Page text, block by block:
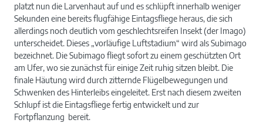
platzt nun die Larvenhaut auf und es schlüpft innerhalb weniger
Sekunden eine bereits flugfähige Eintagsfliege heraus, die sich
allerdings noch deutlich vom geschlechtsreifen Insekt (der Imago)
unterscheidet. Dieses „vorläufige Luftstadium“ wird als Subimago
bezeichnet. Die Subimago fliegt sofort zu einem geschützten Ort
am Ufer, wo sie zunächst für einige Zeit ruhig sitzen bleibt. Die
finale Häutung wird durch zitternde Flügelbewegungen und
Schwenken des Hinterleibs eingeleitet. Erst nach diesem zweiten
Schlupf ist die Eintagsfliege fertig entwickelt und zur
Fortpflanzung bereit.